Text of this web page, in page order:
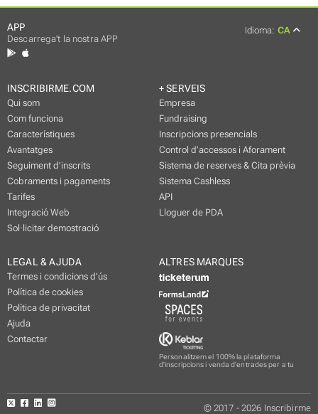
INSCRIBIRME.COM
Qui som
Com funciona
Característiques
Avantatges
Seguiment d’inscrits
Cobraments i pagaments
Tarifes
Integració Web
Sol·licitar demostració
+ SERVEIS
Empresa
Fundraising
Inscripcions presencials
Control d’accessos i Aforament
Sistema de reserves & Cita prèvia
Sistema Cashless
API
Lloguer de PDA
LEGAL & AJUDA
Termes i condicions d’ús
Política de cookies
Política de privacitat
Ajuda
Contactar
APP
Descarrega't la nostra APP
Idioma: CA
ALTRES MARQUES
Personalitzem el 100% la plataforma
d'inscripcions i venda d'entrades per a tu
© 2017 - 2026 Inscribirme